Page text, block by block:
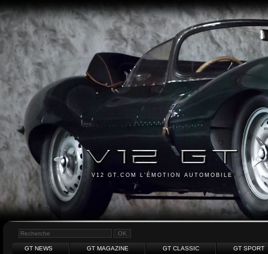
V12 GT.COM L'ÉMOTION AUTOMOBILE
GT NEWS GT MAGAZINE GT CLASSIC GT SPORT